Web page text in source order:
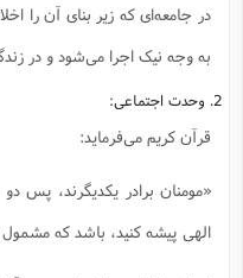
در جامعه‌ای که زیر بنای آن را
به وجه نیک اجرا می‌شود و در
2. وحدت اجتماعی:
قرآن کریم می‌فرماید:
«مومنان برادر یکدیگرند، پس
الهی پیشه کنید، باشد که